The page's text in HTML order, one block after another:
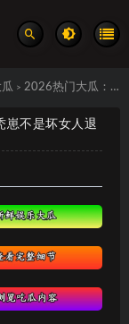
> 2026热门大瓜：秃崽不是坏女人的事件，秃崽不是坏女人退网又回归是怎么回事？ 真实事件汇总
崽不是坏女人退